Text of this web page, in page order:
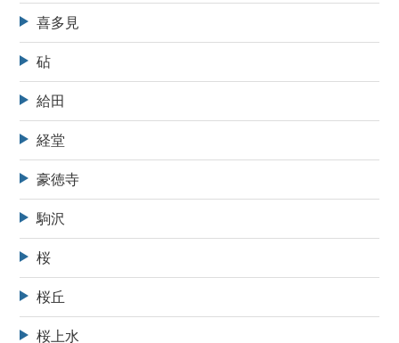
喜多見
砧
給田
経堂
豪徳寺
駒沢
桜
桜丘
桜上水